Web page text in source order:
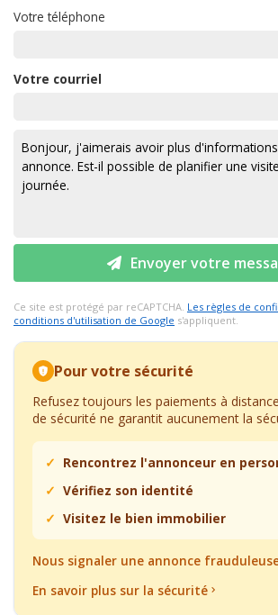
Votre téléphone
Votre courriel
Envoyer votre
Ce site est protégé par reCAPTCHA. Les règles de
conditions d'utilisation de Google s'appliquent.
Pour votre sécurité
Refusez toujours les paiements à
de sécurité ne garantit aucunement la
Rencontrez l'annonceur en
Vérifiez son identité
Visitez le bien immobilier
Nous signaler une annonce
En savoir plus sur la sécurité